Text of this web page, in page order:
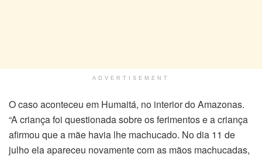
ADVERTISEMENT
O caso aconteceu em Humaitá, no interior do Amazonas.
“A criança foi questionada sobre os ferimentos e a criança
afirmou que a mãe havia lhe machucado. No dia 11 de
julho ela apareceu novamente com as mãos machucadas,